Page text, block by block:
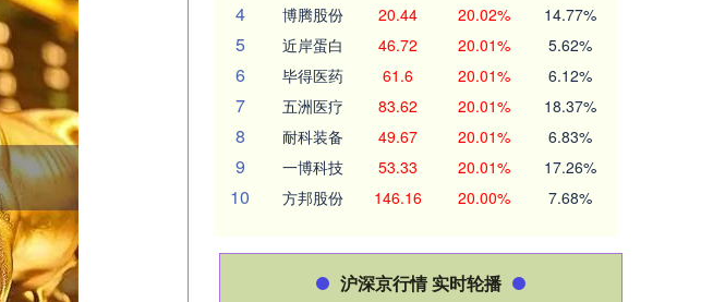
4 博腾股份 20.44 20.02% 14.77%
5 近岸蛋白 46.72 20.01% 5.62%
6 毕得医药 61.6 20.01% 6.12%
7 五洲医疗 83.62 20.01% 18.37%
8 耐科装备 49.67 20.01% 6.83%
9 一博科技 53.33 20.01% 17.26%
10 方邦股份 146.16 20.00% 7.68%
沪深京行情 实时轮播